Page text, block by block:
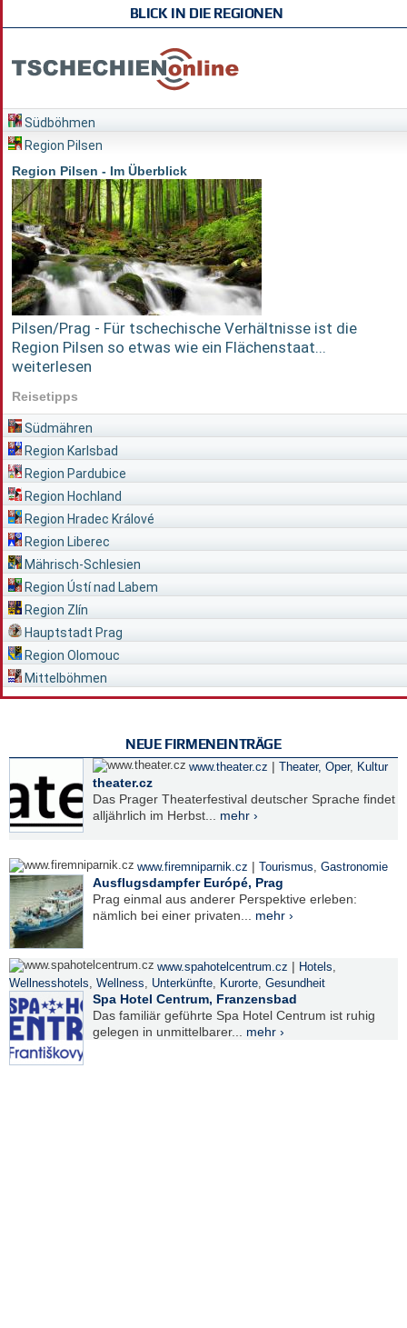
BLICK IN DIE REGIONEN
Südböhmen
Region Pilsen
Region Pilsen - Im Überblick
Pilsen/Prag - Für tschechische Verhältnisse ist die
Region Pilsen so etwas wie ein Flächenstaat...
weiterlesen
Reisetipps
Südmähren
Region Karlsbad
Region Pardubice
Region Hochland
Region Hradec Králové
Region Liberec
Mährisch-Schlesien
Region Ústí nad Labem
Region Zlín
Hauptstadt Prag
Region Olomouc
Mittelböhmen
NEUE FIRMENEINTRÄGE
www.theater.cz | Theater, Oper, Kultur
theater.cz
Das Prager Theaterfestival deutscher Sprache findet
alljährlich im Herbst... mehr ›
www.firemniparnik.cz | Tourismus, Gastronomie
Ausflugsdampfer Európé, Prag
Prag einmal aus anderer Perspektive erleben:
nämlich bei einer privaten... mehr ›
www.spahotelcentrum.cz | Hotels,
Wellnesshotels, Wellness, Unterkünfte, Kurorte, Gesundheit
Spa Hotel Centrum, Franzensbad
Das familiär geführte Spa Hotel Centrum ist ruhig
gelegen in unmittelbarer... mehr ›